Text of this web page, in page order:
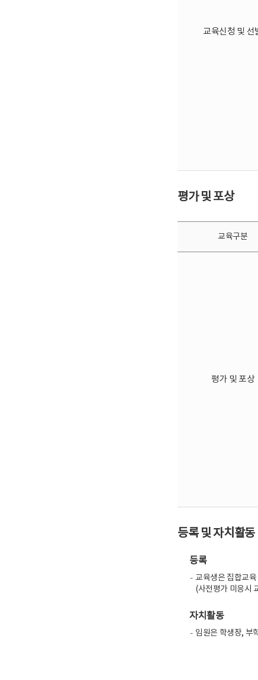
교육신청 및 선
평가 및 포상
교육구분
평가 및 포상
등록 및 자치활동
등록
교육생은 집합교
(사전평가 미응시
자치활동
임원은 학생장, 부